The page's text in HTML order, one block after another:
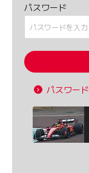
パスワード
パスワー